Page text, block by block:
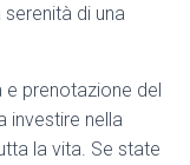
di una
e prenotazione del
investire nella
la vita. Se state